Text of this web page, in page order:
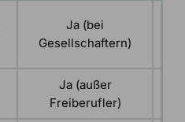
Ja (bei
Gesellschaftern)
Ja (außer
Freiberufler)